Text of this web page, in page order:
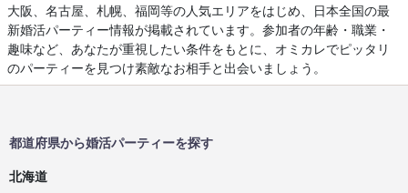
大阪、名古屋、札幌、福岡等の人気エリアをはじめ、日本全国の最
新婚活パーティー情報が掲載されています。参加者の年齢・職業・
趣味など、あなたが重視したい条件をもとに、オミカレでピッタリ
のパーティーを見つけ素敵なお相手と出会いましょう。
都道府県から婚活パーティーを探す
北海道